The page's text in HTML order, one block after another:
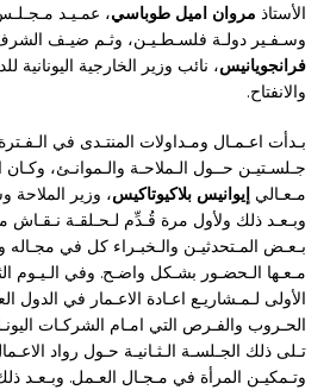
الأستاذ مروان اميل طوباسي، عمـيـد
وسـفـير دولـة فلسـطـيـن، وثـم ضيـف
فرانجويانيس، نائب وزير الخارجية اليونانية
والانفتاح.
بـدأت اعـمـال ومـداولات المنتـدى في الـفـترة
جـلسـتيـن حــول الـملاحـة والـموانـئ،
مـعـالي إيوانيس بلاكيوتاكيس، وزير الملاحة
وبـعـد ذلك ولأول مرة قُـدِّم لـحـلقـة نـقـاش
بـعـض المـتحدثيـن والـخبـراء كل في
مـعـها الـحضـور بشـكل واضـح. وفي الـيـوم
الأولى لـمـشاريـع اعـادة الاعـمار في
الحـروب والفـرص التي امـام الشركـات
تـلى ذلك الجـلسـة الـثـانيـة حـول رواد
وتـمكيـن المرأة في مـجـال العـمل. وبـعـد